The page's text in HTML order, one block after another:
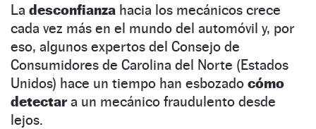
La desconfianza hacia los mecánicos crece
cada vez más en el mundo del automóvil y, por
eso, algunos expertos del Consejo de
Consumidores de Carolina del Norte (Estados
Unidos) hace un tiempo han esbozado cómo
detectara un mecánico fraudulento desde
lejos.